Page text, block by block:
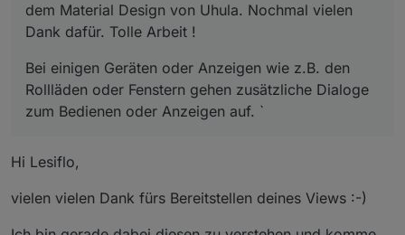
dem Material Design von Uhula. Nochmal vielen
Dank dafür. Tolle Arbeit !
Bei einigen Geräten oder Anzeigen wie z.B. den
Rollläden oder Fenstern gehen zusätzliche Dialoge
zum Bedienen oder Anzeigen auf. `
Hi Lesiflo,
vielen vielen Dank fürs Bereitstellen deines Views :-)